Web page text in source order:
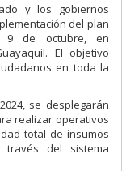
y los gobiernos
del plan
9 de octubre, en
El objetivo
en toda la
se desplegarán
realizar operativos
total de insumos
del sistema